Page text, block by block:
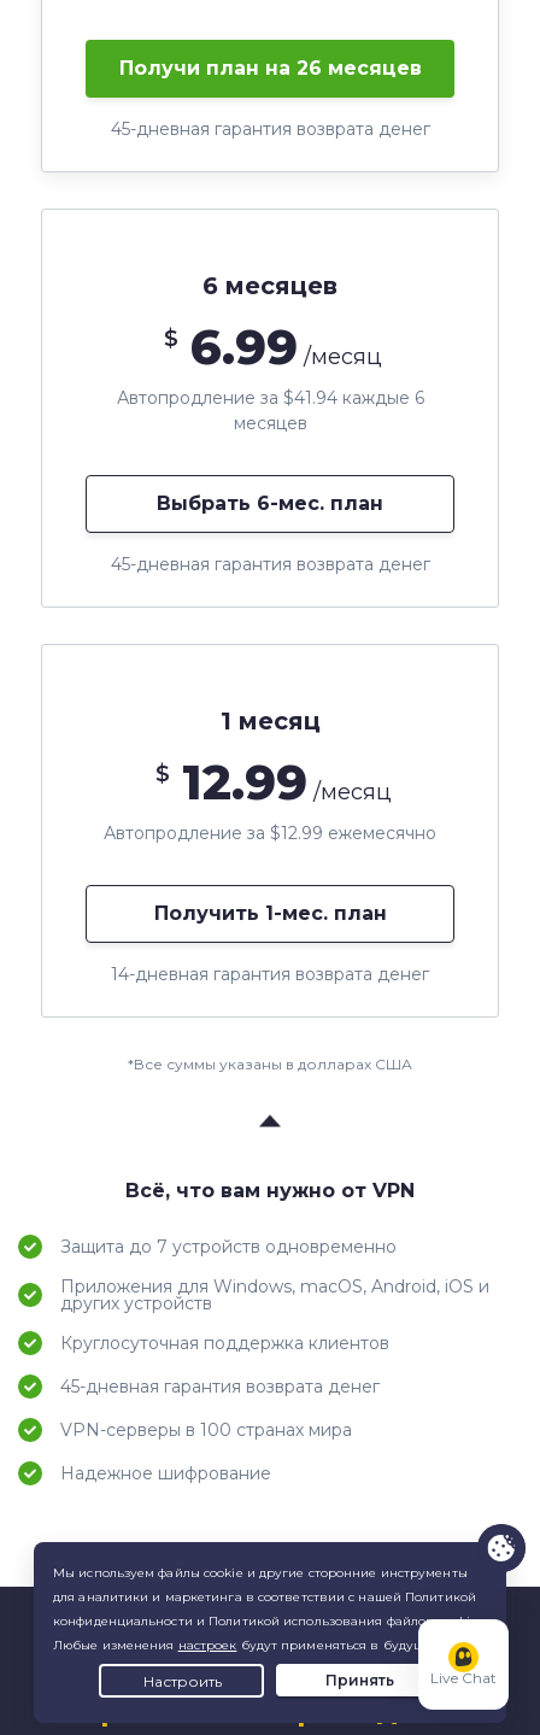
1 месяц
$ 12.99 /месяц
Автопродление за $12.99 ежемесячно
Получить 1-мес. план
14-дневная гарантия возврата денег
Получи план на 26 месяцев
45-дневная гарантия возврата денег
6 месяцев
$ 6.99 /месяц
Автопродление за $41.94 каждые 6
месяцев
Выбрать 6-мес. план
45-дневная гарантия возврата денег
*Все суммы указаны в долларах США
Всё, что вам нужно от VPN
Защита до 7 устройств одновременно
Приложения для Windows, macOS, Android, iOS и
других устройств
Круглосуточная поддержка клиентов
45-дневная гарантия возврата денег
VPN-серверы в 100 странах мира
Надежное шифрование
Эксклюзивная 45-дневная
гарантия возврата денег
Live Chat